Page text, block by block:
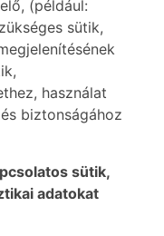
(például:
sütik,
használat
biztonságához
sütik,
adatokat